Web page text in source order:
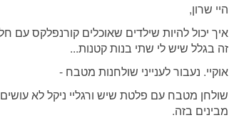
היי שרון,
איך יכול להיות שילדים שאוכלים קורנפלקס עם
זה בגלל שיש לי שתי בנות קטנות...
אוקיי. נעבור לענייני שולחנות מטבח -
שולחן מטבח עם פלטת שיש ורגליי ניקל לא
מבינים בזה.